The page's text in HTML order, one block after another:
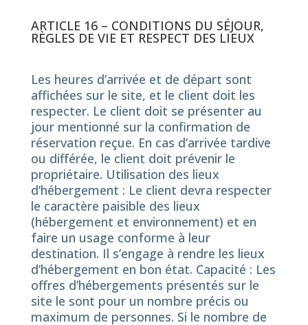
ARTICLE 16 – CONDITIONS DU SÉJOUR,
RÈGLES DE VIE ET RESPECT DES LIEUX
Les heures d’arrivée et de départ sont
affichées sur le site, et le client doit les
respecter. Le client doit se présenter au
jour mentionné sur la confirmation de
réservation reçue. En cas d’arrivée tardive
ou différée, le client doit prévenir le
propriétaire. Utilisation des lieux
d’hébergement : Le client devra respecter
le caractère paisible des lieux
(hébergement et environnement) et en
faire un usage conforme à leur
destination. Il s’engage à rendre les lieux
d’hébergement en bon état. Capacité : Les
offres d’hébergements présentés sur le
site le sont pour un nombre précis ou
maximum de personnes. Si le nombre de